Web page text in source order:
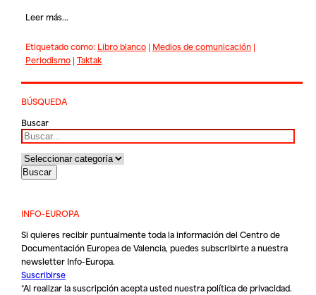
Leer más...
Etiquetado como: Libro blanco| Medios de comunicación|
Periodismo| Taktak
BÚSQUEDA
Buscar
INFO-EUROPA
Si quieres recibir puntualmente toda la información del Centro de
Documentación Europea de Valencia, puedes subscribirte a nuestra
newsletter Info-Europa.
Suscribirse
*Al realizar la suscripción acepta usted nuestrapolítica de privacidad.